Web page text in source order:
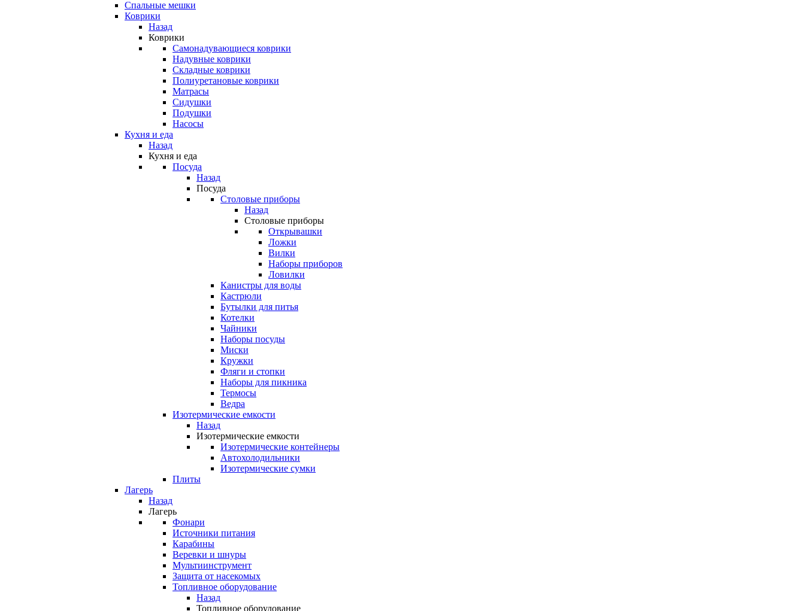
Спальные мешки
Коврики
Назад
Коврики
Самонадувающиеся коврики
Надувные коврики
Складные коврики
Полиуретановые коврики
Матрасы
Сидушки
Подушки
Насосы
Кухня и еда
Назад
Кухня и еда
Посуда
Назад
Посуда
Столовые приборы
Назад
Столовые приборы
Открывашки
Ложки
Вилки
Наборы приборов
Ловилки
Канистры для воды
Кастрюли
Бутылки для питья
Котелки
Чайники
Наборы посуды
Миски
Кружки
Фляги и стопки
Наборы для пикника
Термосы
Ведра
Изотермические емкости
Назад
Изотермические емкости
Изотермические контейнеры
Автохолодильники
Изотермические сумки
Плиты
Лагерь
Назад
Лагерь
Фонари
Источники питания
Карабины
Веревки и шнуры
Мультиинструмент
Защита от насекомых
Топливное оборудование
Назад
Топливное оборудование